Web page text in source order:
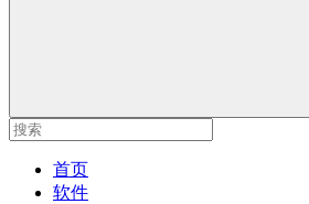
首页
软件